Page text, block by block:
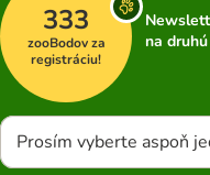
333
zooBodov za
registráciu!
na
Prosím vyberte aspoň